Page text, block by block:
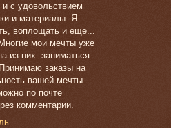
с удовольствием
и материалы. Я
воплощать и еще...
мои мечты уже
из них- заниматься
заказы на
вашей мечты.
по почте
комментарии.